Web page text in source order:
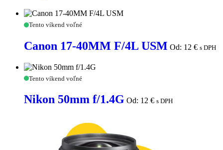
Canon
F/4L
Tento víkend voľné
Canon 17-40MM F/4L USM Od: 12 € s DPH
Nikon
f/1.4G
Tento víkend voľné
Nikon 50mm f/1.4G Od: 12 € s DPH